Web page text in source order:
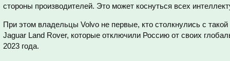
стороны производителей. Это может коснуться всех
При этом владельцы Volvo не первые, кто столкнулись с
Jaguar Land Rover, которые отключили Россию от своих
2023 года.